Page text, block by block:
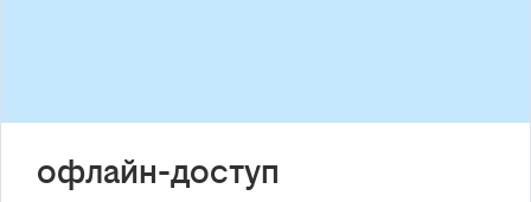
офлайн-доступ